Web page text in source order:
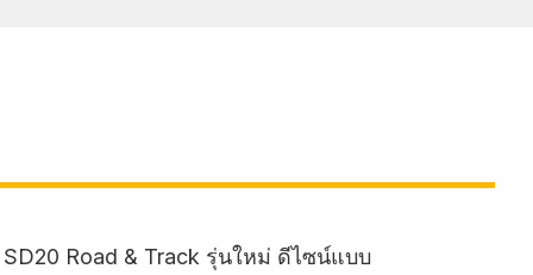
Road & Track รุ่นใหม่ ดีไซน์แบบ